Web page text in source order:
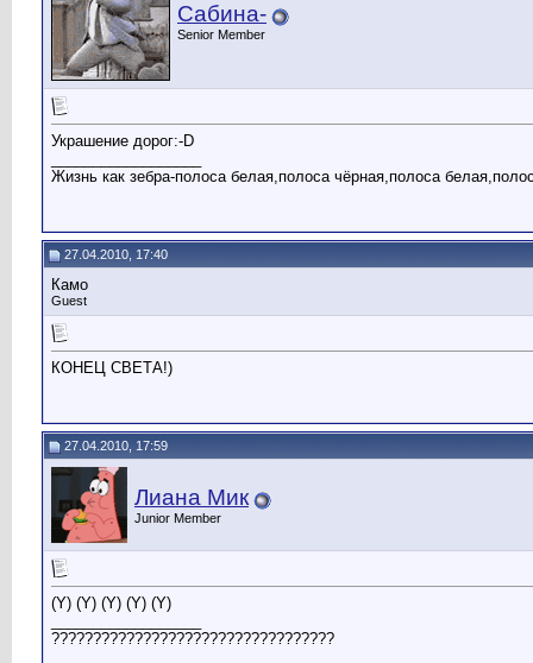
Сабина-
Senior Member
Украшение дорог:-D
Жизнь как зебра-полоса белая,полоса чёрная,полоса
27.04.2010, 17:40
Камо
Guest
КОНЕЦ СВЕТА!)
27.04.2010, 17:59
Лиана Мик
Junior Member
(Y) (Y) (Y) (Y) (Y)
??????????????????????????????????